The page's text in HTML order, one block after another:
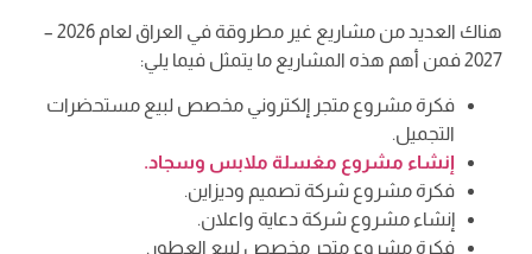
هناك العديد من مشاريع غير مطروقة في العراق لعام 2026 –
2027 فمن أهم هذه المشاريع ما يتمثل فيما يلي:
فكرة مشروع متجر إلكتروني مخصص لبيع مستحضرات
التجميل.
إنشاء مشروع مغسلة ملابس وسجاد.
فكرة مشروع شركة تصميم وديزاين.
إنشاء مشروع شركة دعاية واعلان.
فكرة مشروع متجر مخصص لبيع العطور.